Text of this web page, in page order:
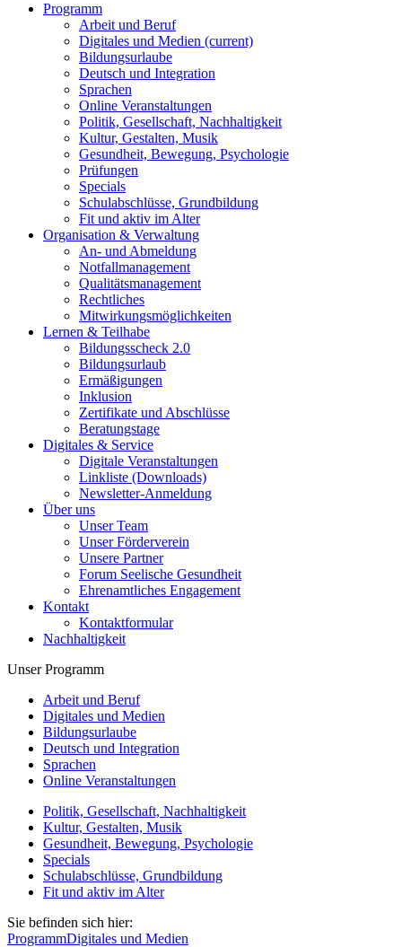
Programm
Arbeit und Beruf
Digitales und Medien (current)
Bildungsurlaube
Deutsch und Integration
Sprachen
Online Veranstaltungen
Politik, Gesellschaft, Nachhaltigkeit
Kultur, Gestalten, Musik
Gesundheit, Bewegung, Psychologie
Prüfungen
Specials
Schulabschlüsse, Grundbildung
Fit und aktiv im Alter
Organisation & Verwaltung
An- und Abmeldung
Notfallmanagement
Qualitätsmanagement
Rechtliches
Mitwirkungsmöglichkeiten
Lernen & Teilhabe
Bildungsscheck 2.0
Bildungsurlaub
Ermäßigungen
Inklusion
Zertifikate und Abschlüsse
Beratungstage
Digitales & Service
Digitale Veranstaltungen
Linkliste (Downloads)
Newsletter-Anmeldung
Über uns
Unser Team
Unser Förderverein
Unsere Partner
Forum Seelische Gesundheit
Ehrenamtliches Engagement
Kontakt
Kontaktformular
Nachhaltigkeit
Unser Programm
Arbeit und Beruf
Digitales und Medien
Bildungsurlaube
Deutsch und Integration
Sprachen
Online Veranstaltungen
Politik, Gesellschaft, Nachhaltigkeit
Kultur, Gestalten, Musik
Gesundheit, Bewegung, Psychologie
Specials
Schulabschlüsse, Grundbildung
Fit und aktiv im Alter
Sie befinden sich hier:
ProgrammDigitales und Medien